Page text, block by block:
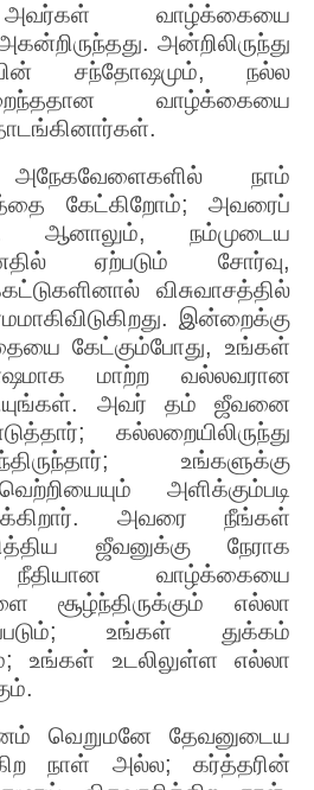
அவர்கள் வாழ்க்கையை
அன்றிலிருந்து
சந்தோஷமும், நல்ல
வாழ்க்கையை
நாம்
கேட்கிறோம்; அவரைப்
ஆனாலும், நம்முடைய
ஏற்படும் சோர்வு,
விசுவாசத்தில்
இன்றைக்கு
கேட்கும்போது, உங்கள்
மாற்ற வல்லவரான
அவர் தம் ஜீவனை
கல்லறையிலிருந்து
உங்களுக்கு
அளிக்கும்படி
அவரை நீங்கள்
ஜீவனுக்கு நேராக
நீதியான வாழ்க்கையை
சூழ்ந்திருக்கும் எல்லா
உங்கள் துக்கம்
உங்கள் உடலிலுள்ள எல்லா
வெறுமனே தேவனுடைய
நாள் அல்ல; கர்த்தரின்